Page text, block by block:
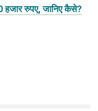
हजार रुपए, जानिए कैसे?